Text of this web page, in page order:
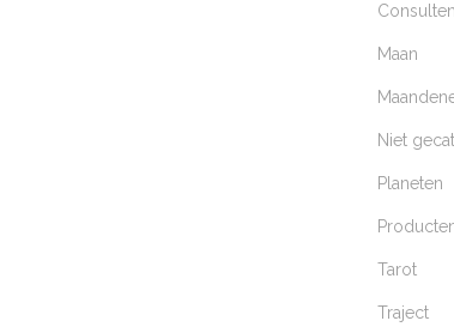
Consulten
Maan
Niet
Planeten
Tarot
Traject